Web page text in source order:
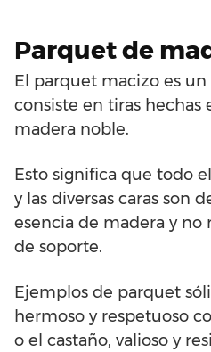
Parquet de
El parquet macizo es
consiste en tiras
madera noble.
Esto significa que todo
y las diversas caras son
esencia de madera y
de soporte.
Ejemplos de parquet
hermoso y respetuoso
o el castaño, valioso y